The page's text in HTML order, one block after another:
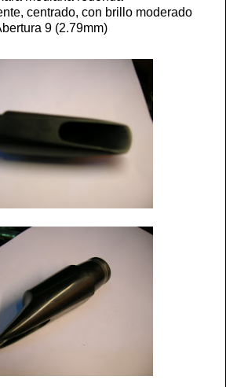
centrado, con brillo moderado
9 (2.79mm)